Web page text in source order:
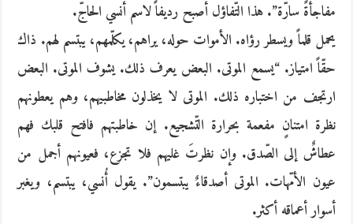
مفاجأةً سارّة”. هذا التّفاؤل أصبح رديفاً لاسم أنسي الحاجّ.
يحمل قلماً ويسطر رؤاه. الأموات حوله، يراهم، يكلّمهم، يبتسم لهم. ذاك
حقّاً امتياز. “يسمع الموتى. البعض يعرف ذلك. يشوف الموتى. البعض
ارتجف من اختباره ذلك. الموتى لا يخذلون مخاطبيهم، وهم يعطونهم
نظرة امتنانٍ مفعمة بحرارة التّشجيع. إن خاطبتهم فافتح قلبك فهم
عطاشٌ إلى الصّدق. وإن نظرتَ غليهم فلا تجزع، فعيونهم أجمل من
عيون الأمّهات. الموتى أصدقاءٌ يبتسمون”. يقول أُنسي، يبتسم، ويغبر
أسوار أعماقه أكثر.